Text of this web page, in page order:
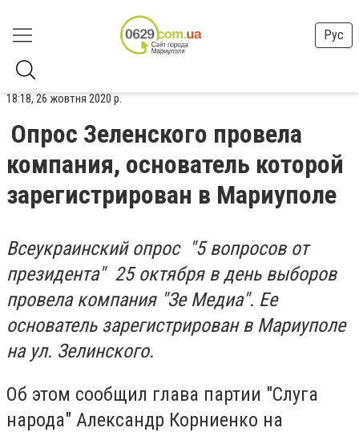
Рус
18:18, 26 жовтня 2020 р.
Опрос Зеленского провела
компания, основатель которой
зарегистрирован в Мариуполе
Всеукраинский опрос "5 вопросов от
президента" 25 октября в день выборов
провела компания "Зе Медиа". Ее
основатель зарегистрирован в Мариуполе
на ул. Зелинского.
Об этом сообщил глава партии "Слуга
народа" Александр Корниенко на